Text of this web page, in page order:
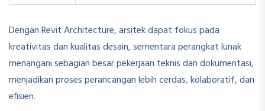
Dengan Revit Architecture, arsitek dapat fokus pada
kreativitas dan kualitas desain, sementara perangkat lunak
menangani sebagian besar pekerjaan teknis dan dokumentasi,
menjadikan proses perancangan lebih cerdas, kolaboratif, dan
efisien.